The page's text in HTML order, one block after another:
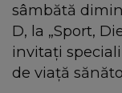
sâmbătă
D, la „Sport,
invitați
de viață